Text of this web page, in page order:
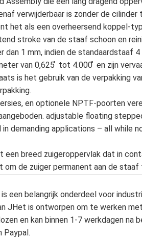
verwijderbaar is zonder de
het als een overheersend koppel-
stroke van de staaf schoon en
1 mm, indien de standaardstaaf
van 0,625 ̊ tot 4.000 ̊ en zijn
is het gebruik van de verpakking
en optionele NPTF-poorten
adjustable floating
demanding applications – all
een breed zuigeroppervlak dat in
de zuiger permanent aan de
een belangrijk onderdeel voor
JHet is ontworpen om te werken
en kan binnen 1-7 werkdagen na
Paypal.